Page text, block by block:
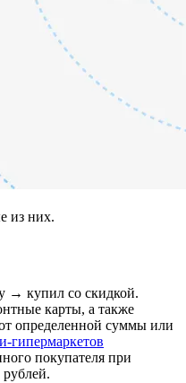
из них.
→ купил со скидкой.
карты, а также
определенной суммы или
гипермаркетов
покупателя при